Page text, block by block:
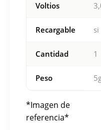
Voltios
Recargable si
Cantidad 1
Peso
*Imagen de
referencia*